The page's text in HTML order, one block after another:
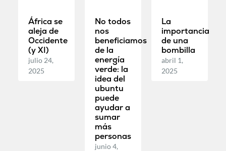
África se
aleja de
Occidente
(y XI)
julio 24,
2025
No todos
nos
beneficiamos
de la
energía
verde: la
idea del
ubuntu
puede
ayudar a
sumar
más
personas
junio 4,
La
importancia
de una
bombilla
abril 1,
2025